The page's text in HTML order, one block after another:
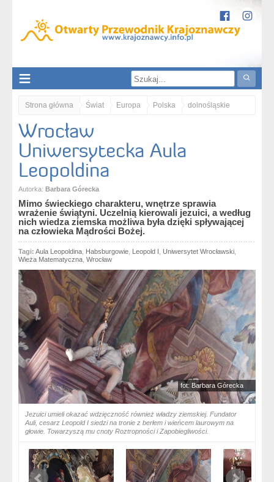
Strona główna Świat Europa Polska dolnośląskie
Nizina Śląska
Wrocław. Uniwersytecka Aula Leopoldina
Wrocław
Uniwersytecka Aula
Leopoldina
Autorka: Barbara Górecka
Mimo świeckiego charakteru, wnętrze sprawia
wrażenie świątyni. Uczelnią kierowali jezuici, a według
nich wiedza ziemska możliwa była dzięki spływającej
na człowieka Mądrości Bożej.
Tagi: Aula Leopoldina Habsburgowie Leopold I Uniwersytet Wrocławski
Wieża Matematyczna Wrocław
fot: Barbara Górecka
Jezuici umieli okazać wdzięczność również władzy ziemskiej. Fundator
Auli, cesarz Leopold I siedzi na tronie z berłem i wieńcem laurowym na
głowie. Towarzyszą mu cnoty Roztropności i Zapobiegliwości.